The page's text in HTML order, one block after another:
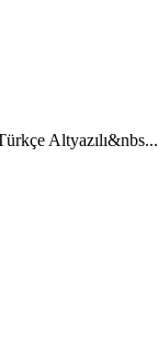
Altyazılı&nbs...